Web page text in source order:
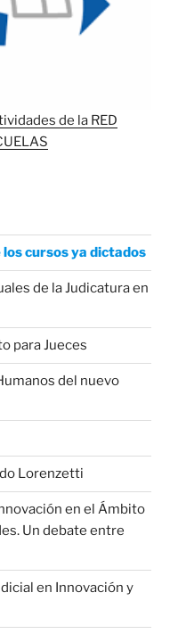
de la RED
cursos ya dictados
de la Judicatura en
para Jueces
del nuevo
Lorenzetti
en el Ámbito
Un debate entre
en Innovación y